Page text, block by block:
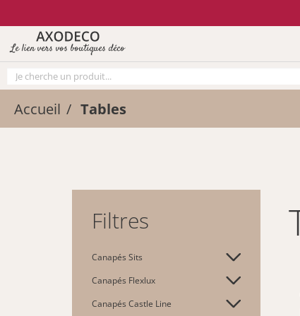
Le lien vers vos boutiques déco
Accueil Tables
Filtres
Canapés Sits
Canapés Flexlux
Canapés Castle Line